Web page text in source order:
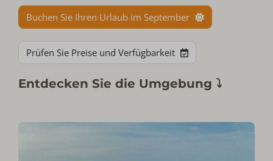
Buchen Sie Ihren Urlaub im September
Prüfen Sie Preise und Verfügbarkeit
Entdecken Sie die Umgebung ⤵